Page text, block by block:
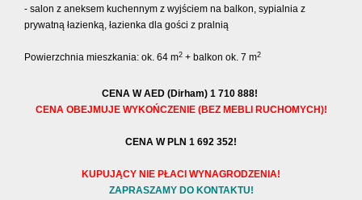
- salon z aneksem kuchennym z wyjściem na balkon, sypialnia z
prywatną łazienką, łazienka dla gości z pralnią
Powierzchnia mieszkania: ok. 64 m2 + balkon ok. 7 m2
CENA W AED (Dirham) 1 710 888!
CENA OBEJMUJE WYKOŃCZENIE (BEZ MEBLI RUCHOMYCH)!
CENA W PLN 1 692 352!
KUPUJĄCY NIE PŁACI WYNAGRODZENIA!
ZAPRASZAMY DO KONTAKTU!